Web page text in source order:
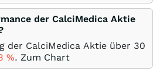
der CalciMedica Aktie
der CalciMedica Aktie über 30
%. Zum Chart